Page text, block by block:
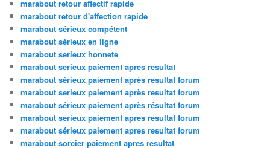
marabout retour affectif rapide
marabout retour d'affection rapide
marabout sérieux compétent
marabout sérieux en ligne
marabout serieux honnete
marabout serieux paiement apres resultat
marabout sérieux paiement après resultat forum
marabout serieux paiement après resultat forum
marabout sérieux paiement après résultat forum
marabout serieux paiement apres resultat forum
marabout sérieux paiement apres resultat forum
marabout sorcier paiement apres resultat